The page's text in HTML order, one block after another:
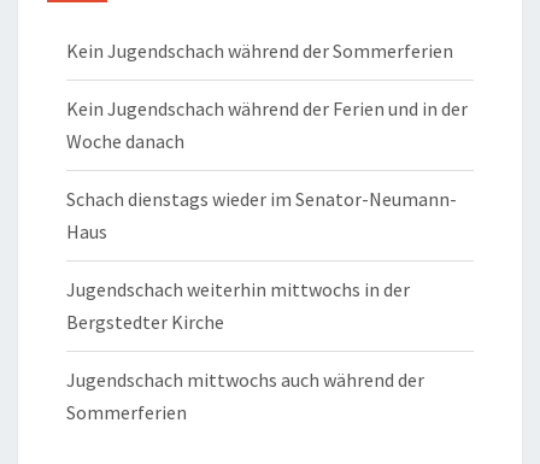
Kein Jugendschach während der Sommerferien
Kein Jugendschach während der Ferien und in der
Woche danach
Schach dienstags wieder im Senator-Neumann-
Haus
Jugendschach weiterhin mittwochs in der
Bergstedter Kirche
Jugendschach mittwochs auch während der
Sommerferien